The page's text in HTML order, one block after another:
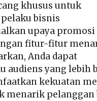
khusus untuk
bisnis
upaya promosi
fitur-fitur
Anda dapat
audiens yang lebih
kekuatan
menarik pelanggan